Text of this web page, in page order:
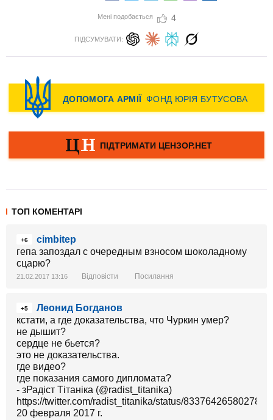
Мені подобається 4
ПІДСУМУВАТИ:
ТОП КОМЕНТАРІ
+6
cimbitep
гепа запоздал с очередным взносом шоколадному
сцарю?
21.02.2017 13:16 Відповісти Посилання
+5
Леонид Богданов
кстати, а где доказательства, что Чуркин умер?
не дышит?
сердце не бьется?
это не доказательства.
где видео?
где показания самого дипломата?
- зРадіст Тітаніка (@radist_titanika)
https://twitter.com/radist_titanika/status/
20 февраля 2017 г.